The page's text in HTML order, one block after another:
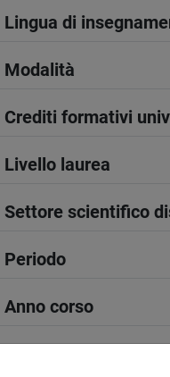
Lingua di
Modalità
Crediti formativi
Livello laurea
Settore scientifico
Periodo
Anno corso